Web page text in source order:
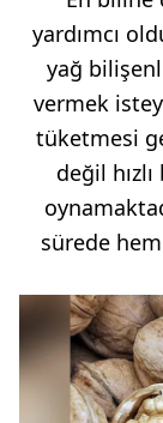
yardımcı
yağ
vermek
tüketmesi
değil
sürede